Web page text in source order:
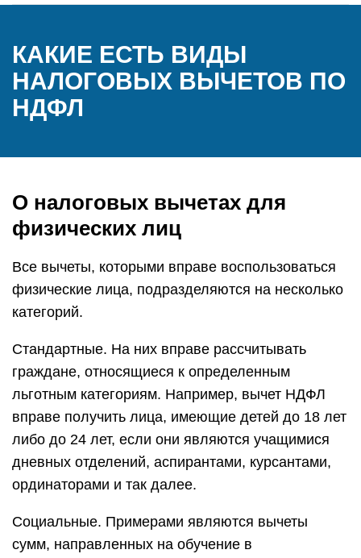
КАКИЕ ЕСТЬ ВИДЫ
НАЛОГОВЫХ ВЫЧЕТОВ ПО
НДФЛ
О налоговых вычетах для
физических лиц
Все вычеты, которыми вправе воспользоваться
физические лица, подразделяются на несколько
категорий.
Стандартные. На них вправе рассчитывать
граждане, относящиеся к определенным
льготным категориям. Например, вычет НДФЛ
вправе получить лица, имеющие детей до 18 лет
либо до 24 лет, если они являются учащимися
дневных отделений, аспирантами, курсантами,
ординаторами и так далее.
Социальные. Примерами являются вычеты
сумм, направленных на обучение в